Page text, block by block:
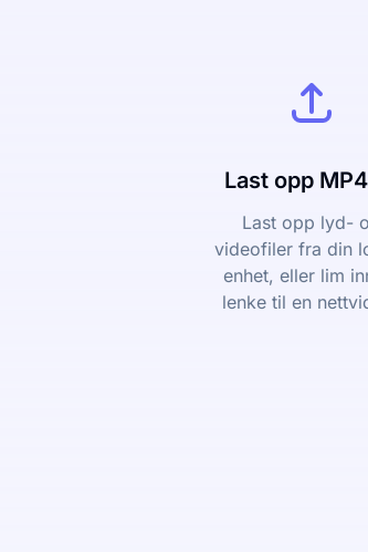
Last opp
Last opp lyd-
videofiler fra din
enhet, eller lim
lenke til en